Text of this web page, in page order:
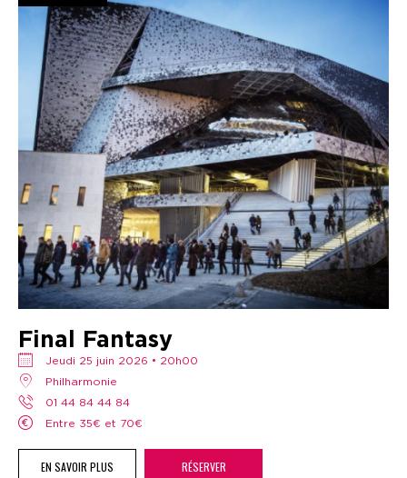
Final Fantasy
jeudi 25 juin 2026 • 20h00
Philharmonie
01 44 84 44 84
Entre 35€ et 70€
EN SAVOIR PLUS RÉSERVER